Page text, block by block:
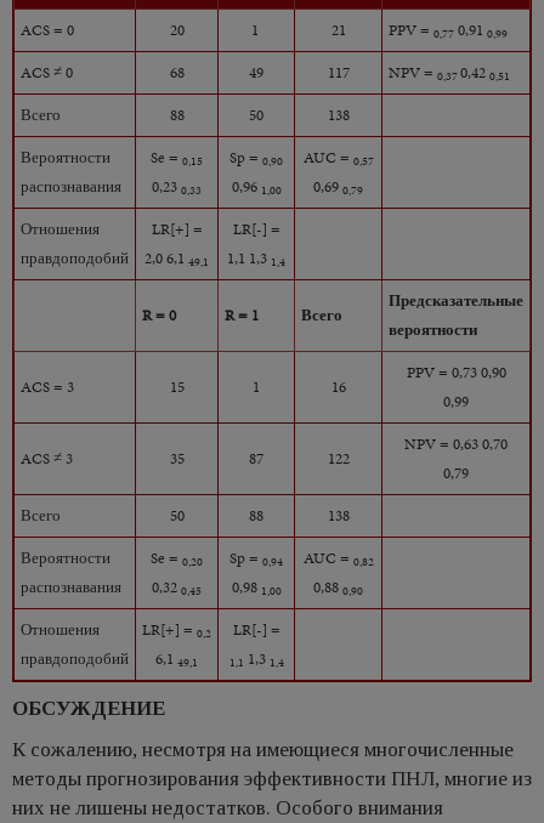
ACS = 0
20 1 21 PPV = 0,77 0,91 0,99
ACS ≠ 0 68 49 117 NPV = 0,370,42 0,51
Всего 88 50
138
Вероятности
распознавания
Se = 0,15
0,23 0,33
Sp = 0,90
0,96 1,00
AUC = 0,57
0,69 0,79
Отношения
правдоподобий
LR[+] =
2,0 6,1 49,1
LR[-] =
1,1 1,3 1,4
R = 0 R = 1 Всего
Предсказательные
вероятности
ACS = 3 15 1 16
PPV = 0,73 0,90
0,99
ACS ≠ 3 35 87 122
NPV = 0,63 0,70
0,79
Всего
50 88
138
Вероятности
распознавания
Se = 0,20
0,32 0,45
Sp = 0,94
0,98 1,00
AUC = 0,82
0,88 0,90
Отношения
правдоподобий
LR[+] = 0,2
6,1 49,1
LR[-] =
1,1 1,3 1,4
ОБСУЖДЕНИЕ
К сожалению, несмотря на имеющиеся многочисленные
методы прогнозирования эффективности ПНЛ, многие из
них не лишены недостатков. Особого внимания